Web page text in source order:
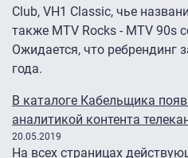
Сlub, VH1 Classic, чье
также MTV Rocks - MTV 90s
Ожидается, что ребрендинг
года.
В каталоге Кабельщика
аналитикой контента
20.05.2019
На всех страницах